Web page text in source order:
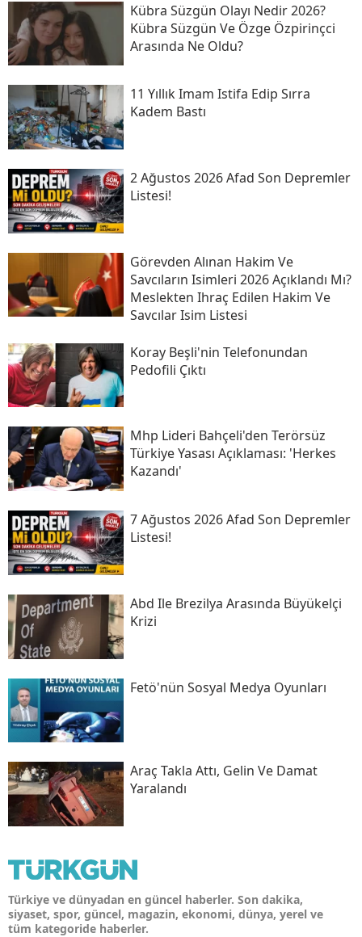
Kübra Süzgün Olayı Nedir 2026?
Kübra Süzgün Ve Özge Özpirinçci
Arasında Ne Oldu?
11 Yıllık Imam Istifa Edip Sırra
Kadem Bastı
2 Ağustos 2026 Afad Son Depremler
Listesi!
Görevden Alınan Hakim Ve
Savcıların Isimleri 2026 Açıklandı Mı?
Meslekten Ihraç Edilen Hakim Ve
Savcılar Isim Listesi
Koray Beşli'nin Telefonundan
Pedofili Çıktı
Mhp Lideri Bahçeli'den Terörsüz
Türkiye Yasası Açıklaması: 'herkes
Kazandı'
7 Ağustos 2026 Afad Son Depremler
Listesi!
Abd Ile Brezilya Arasında Büyükelçi
Krizi
Fetö'nün Sosyal Medya Oyunları
Araç Takla Attı, Gelin Ve Damat
Yaralandı
Türkiye ve dünyadan en güncel haberler. Son dakika,
siyaset, spor, güncel, magazin, ekonomi, dünya, yerel ve
tüm kategoride haberler.